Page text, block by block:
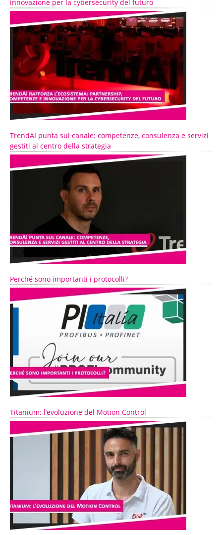
innovazione per la cybersecurity del futuro
TrendAI punta sul canale: competenze, consulenza e servizi
gestiti al centro della strategia
Perché sono importanti i protocolli?
Titanium: l’evoluzione del Motion Control